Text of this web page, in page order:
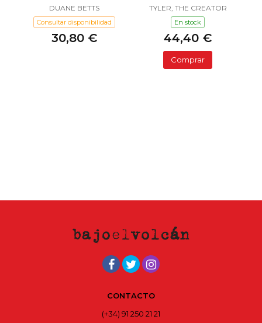
DUANE BETTS
Consultar disponibilidad
30,80 €
TYLER, THE CREATOR
En stock
44,40 €
Comprar
CONTACTO
(+34) 91 250 21 21